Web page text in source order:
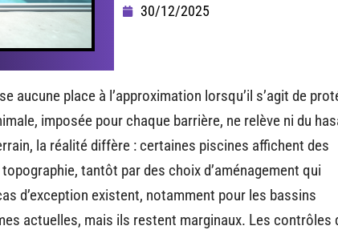
30/12/2025
aucune place à l’approximation lorsqu’il s’agit de
imposée pour chaque barrière, ne relève ni du
la réalité diffère : certaines piscines affichent des
tantôt par des choix d’aménagement qui
d’exception existent, notamment pour les bassins
actuelles, mais ils restent marginaux. Les contrôles